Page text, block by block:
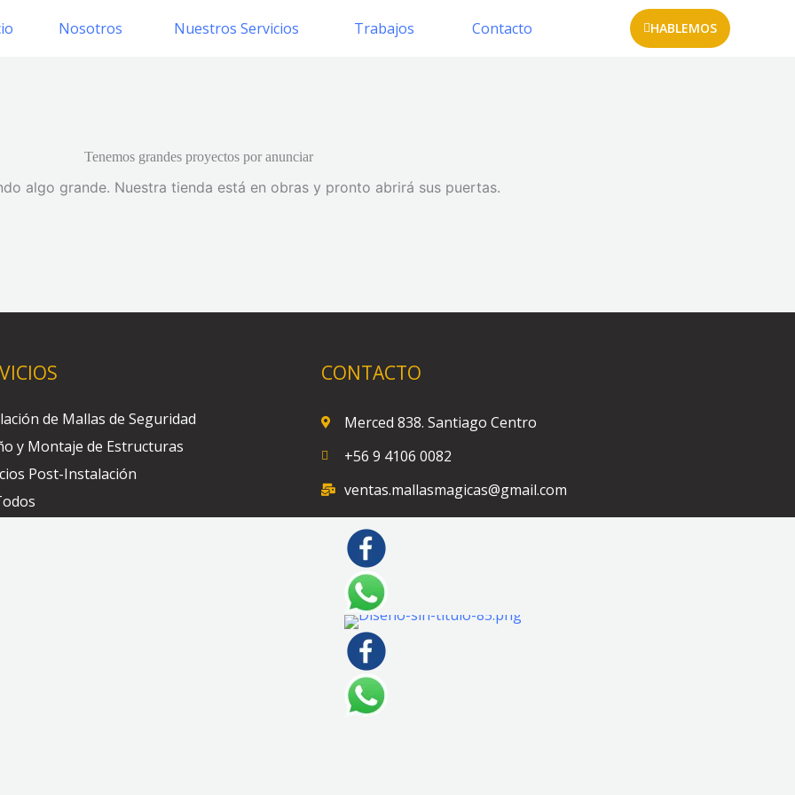
Nosotros Nuestros Servicios Trabajos Contacto HABLEMOS
Tenemos grandes proyectos por anunciar
algo grande. Nuestra tienda está en obras y pronto abrirá sus puertas.
de Mallas de Seguridad
y Montaje de Estructuras
Post-Instalación
CONTACTO
Merced 838. Santiago Centro
+56 9 4106 0082
ventas.mallasmagicas@gmail.com